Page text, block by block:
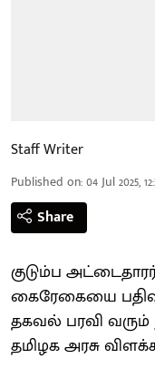
Staff Writer
Published on:04 Jul 2025,
Share
குடும்ப
கைரேகையை
தகவல் பரவி
தமிழக அரசு